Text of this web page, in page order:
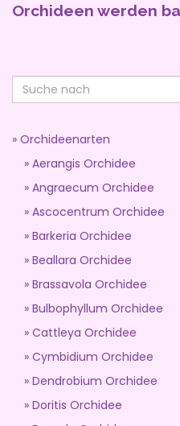
Orchideen werden
Orchideenarten
Aerangis Orchidee
Angraecum Orchidee
Ascocentrum Orchidee
Barkeria Orchidee
Beallara Orchidee
Brassavola Orchidee
Bulbophyllum Orchidee
Cattleya Orchidee
Cymbidium Orchidee
Dendrobium Orchidee
Doritis Orchidee